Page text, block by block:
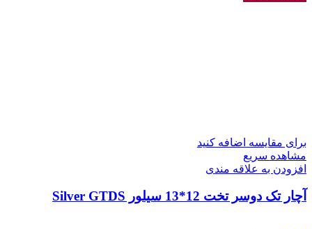
برای مقایسه اضافه کنید
مشاهده سریع
افزودن به علاقه مندی
آچار تک دوسر تخت 12*13 سیلور Silver GTDS